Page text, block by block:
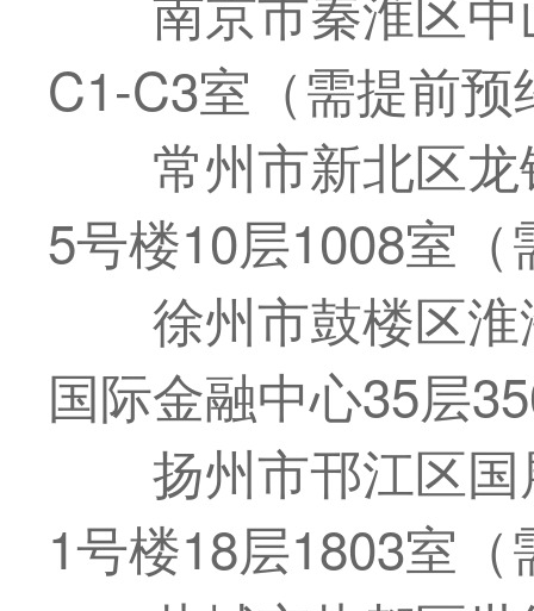
C1-C3室（需提前预
常州市新北区
5号楼10层1008室（
徐州市鼓楼区
国际金融中心35层
扬州市邗江区
1号楼18层1803室